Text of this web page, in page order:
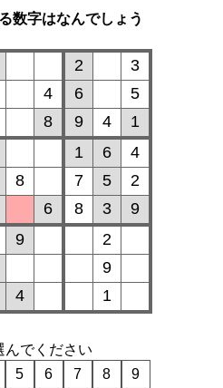
数字はなんでしょう
2
3
4 6
5
8 9 4
1
1 6
4
8 7 5
2
6 8 3
9
9
2
9
4 1
んでください
5 6 7 8 9